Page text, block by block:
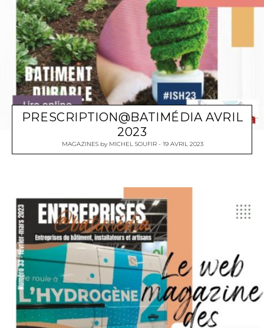
PRESCRIPTION@BATIMÉDIA AVRIL
2023
MAGAZINESby MICHEL SOUFIR 19 AVRIL 2023